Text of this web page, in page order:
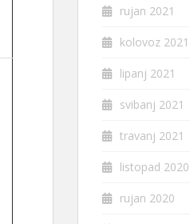
rujan 2021
kolovoz 2021
lipanj 2021
svibanj 2021
travanj 2021
listopad 2020
rujan 2020